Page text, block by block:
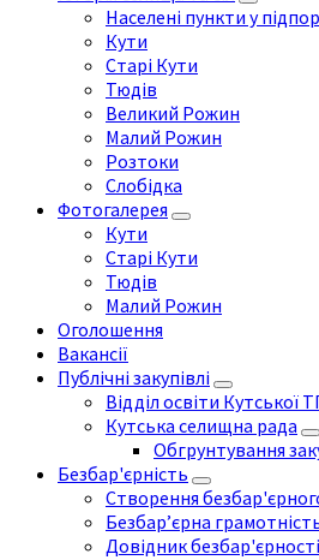
Населені пункти у
Кути
Старі Кути
Тюдів
Великий Рожин
Малий Рожин
Розтоки
Слобідка
Фотогалерея
Кути
Старі Кути
Тюдів
Малий Рожин
Оголошення
Вакансії
Публічні закупівлі
Відділ освіти Кутської
Кутська селищна рада
Обгрунтування
Безбар'єрність
Створення
Безбар’єрна
Довідник безбар'єрності